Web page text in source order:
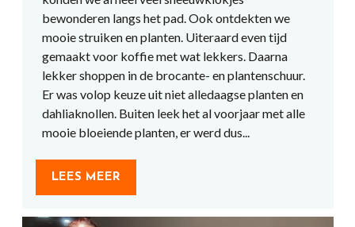
bewonderen langs het pad. Ook ontdekten we
mooie struiken en planten. Uiteraard even tijd
gemaakt voor koffie met wat lekkers. Daarna
lekker shoppen in de brocante- en plantenschuur.
Er was volop keuze uit niet alledaagse planten en
dahliaknollen. Buiten leek het al voorjaar met alle
mooie bloeiende planten, er werd dus...
LEES MEER